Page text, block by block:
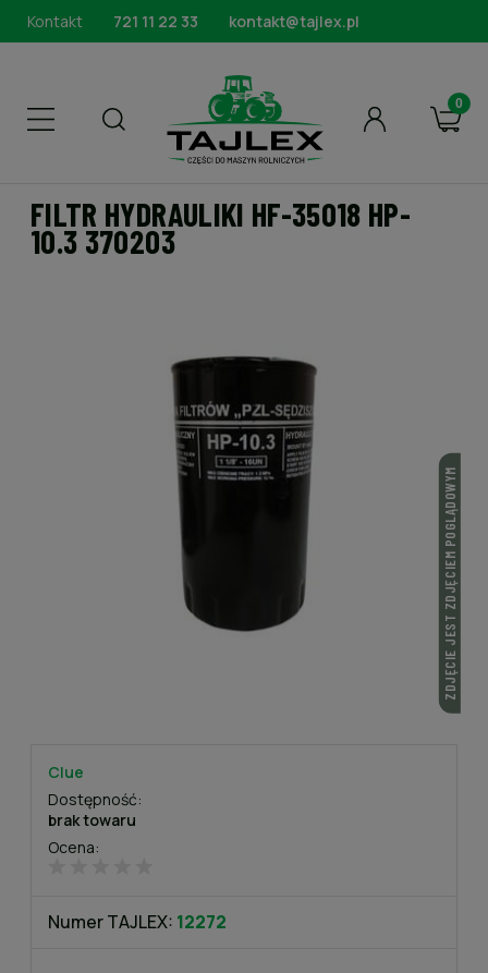
Kontakt 721 11 22 33 kontakt@tajlex.pl
FILTR HYDRAULIKI HF-35018 HP-
10.3 370203
ZDJĘCIE JEST ZDJĘCIEM POGLĄDOWYM
Ocena:
Clue
Dostępność:
brak towaru
Numer TAJLEX: 12272